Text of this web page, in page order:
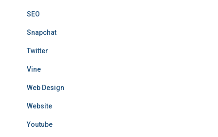
SEO
Snapchat
Twitter
Vine
Web Design
Website
Youtube